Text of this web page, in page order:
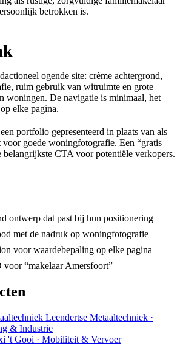
betrokken is.
ogende site: crème achtergrond,
ruim gebruik van witruimte en grote
woningen. De navigatie is minimaal, het
elke pagina.
portfolio gepresenteerd in plaats van als
voor goede woningfotografie. Een “gratis
belangrijkste CTA voor potentiële verkopers.
ontwerp dat past bij hun positionering
met de nadruk op woningfotografie
voor waardebepaling op elke pagina
voor “makelaar Amersfoort”
Leendertse Metaaltechniek ·
& Industrie
't Gooi · Mobiliteit & Vervoer